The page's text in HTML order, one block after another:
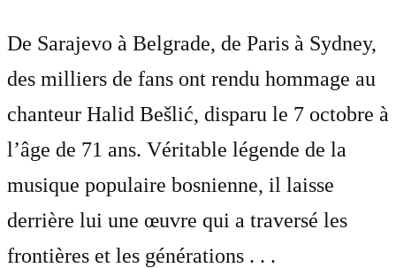
De Sarajevo à Belgrade, de Paris à Sydney,
des milliers de fans ont rendu hommage au
chanteur Halid Bešlić, disparu le 7 octobre à
l’âge de 71 ans. Véritable légende de la
musique populaire bosnienne, il laisse
derrière lui une œuvre qui a traversé les
frontières et les générations . . .